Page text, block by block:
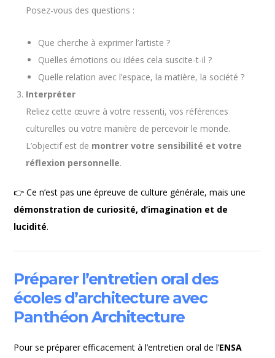
Posez-vous des questions :
Que cherche à exprimer l’artiste ?
Quelles émotions ou idées cela suscite-t-il ?
Quelle relation avec l’espace, la matière, la société ?
Interpréter
Reliez cette œuvre à votre ressenti, vos références
culturelles ou votre manière de percevoir le monde.
L’objectif est de montrer votre sensibilité et votre
réflexion personnelle.
👉 Ce n’est pas une épreuve de culture générale, mais une
démonstration de curiosité, d’imagination et de
lucidité.
Préparer l’entretien oral des
écoles d’architecture avec
Panthéon Architecture
Pour se préparer efficacement à l’entretien oral de l’ENSA